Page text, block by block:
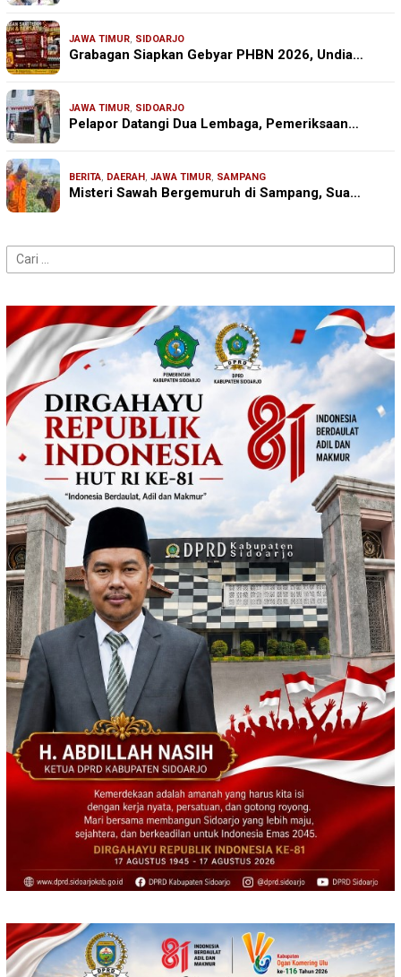
JAWA TIMUR, SIDOARJO
Grabagan Siapkan Gebyar PHBN 2026, Undia…
JAWA TIMUR, SIDOARJO
Pelapor Datangi Dua Lembaga, Pemeriksaan…
BERITA, DAERAH, JAWA TIMUR, SAMPANG
Misteri Sawah Bergemuruh di Sampang, Sua…
Cari
untuk: